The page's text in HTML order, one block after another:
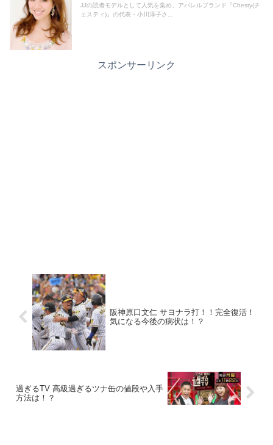
JJの読者モデルとして人気を集め、アパレルブランド『Chesty(チ
ェスティ)』の代表・小川淳子さ...
スポンサーリンク
阪神原口文仁 サヨナラ打！！完全復活！
気になる今後の病状は！？
過ぎるTV 高級過ぎるツナ缶の値段や入手
方法は！？